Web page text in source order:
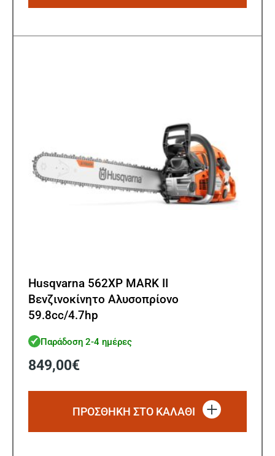
Husqvarna 562XP MARK II
Βενζινοκίνητο Αλυσοπρίονο
59.8cc/4.7hp
Παράδοση 2-4 ημέρες
849,00€
ΠΡΟΣΘΗΚΗ ΣΤΟ ΚΑΛΑΘΙ